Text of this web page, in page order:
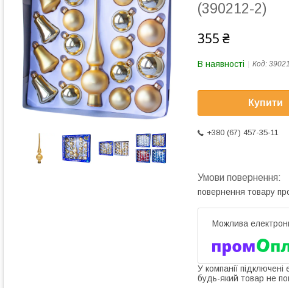
(390212-2)
355 ₴
В наявності Код:
Купити
+380 (67) 457-35-11
повернення товару
У компанії
будь-який товар не